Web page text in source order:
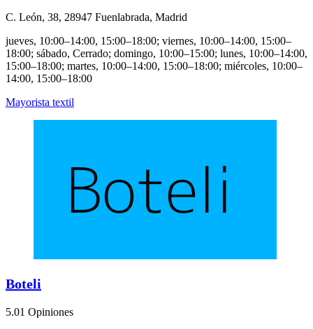
C. León, 38, 28947 Fuenlabrada, Madrid
jueves, 10:00–14:00, 15:00–18:00; viernes, 10:00–14:00, 15:00–
18:00; sábado, Cerrado; domingo, 10:00–15:00; lunes, 10:00–14:00,
15:00–18:00; martes, 10:00–14:00, 15:00–18:00; miércoles, 10:00–
14:00, 15:00–18:00
Mayorista textil
Boteli
5.01 Opiniones